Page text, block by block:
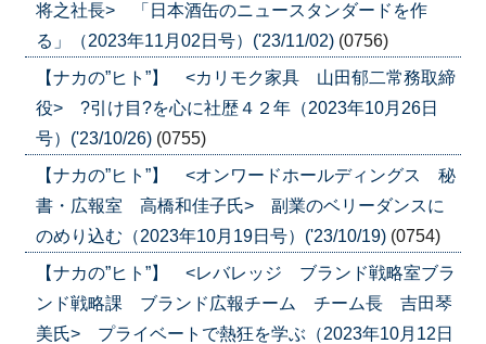
将之社長> 「日本酒缶のニュースタンダードを作
る」（2023年11月02日号）('23/11/02) (0756)
【ナカの”ヒト”】 <カリモク家具 山田郁二常務取締
役> ?引け目?を心に社歴４２年（2023年10月26日
号）('23/10/26) (0755)
【ナカの”ヒト”】 <オンワードホールディングス 秘
書・広報室 高橋和佳子氏> 副業のベリーダンスに
のめり込む（2023年10月19日号）('23/10/19) (0754)
【ナカの”ヒト”】 <レバレッジ ブランド戦略室ブラ
ンド戦略課 ブランド広報チーム チーム長 吉田琴
美氏> プライベートで熱狂を学ぶ（2023年10月12日